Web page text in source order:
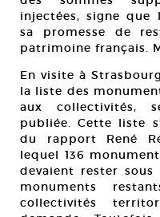
injectées, signe que
sa promesse de
patrimoine français.
En visite à
la liste des
aux collectivités,
publiée. Cette liste
du rapport René
lequel 136
devaient rester sous
monuments
collectivités